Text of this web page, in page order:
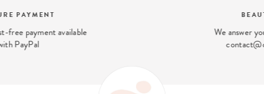
We answer your beauty questions: